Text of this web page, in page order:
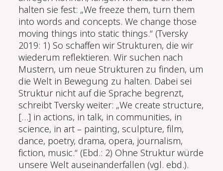
halten sie fest: „We freeze them, turn them
into words and concepts. We change those
moving things into static things.“ (Tversky
2019: 1) So schaffen wir Strukturen, die wir
wiederum reflektieren. Wir suchen nach
Mustern, um neue Strukturen zu finden, um
die Welt in Bewegung zu halten. Dabei sei
Struktur nicht auf die Sprache begrenzt,
schreibt Tversky weiter: „We create structure,
[…] in actions, in talk, in communities, in
science, in art – painting, sculpture, film,
dance, poetry, drama, opera, journalism,
fiction, music.“ (Ebd.: 2) Ohne Struktur würde
unsere Welt auseinanderfallen (vgl. ebd.).